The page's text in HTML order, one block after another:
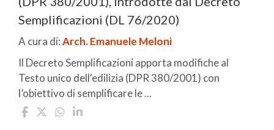
Semplificazioni (DL 76/2020)
A cura di:Arch. Emanuele Meloni
Il Decreto Semplificazioni apporta modifiche al
Testo unico dell'edilizia (DPR 380/2001) con
l’obiettivo di semplificare le ...